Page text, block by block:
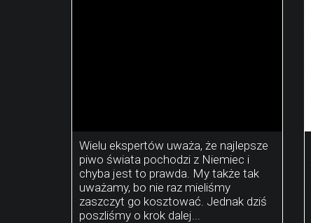
Wielu ekspertów uważa, że najlepsze
piwo świata pochodzi z Niemiec i
chyba jest to prawda. My także tak
uważamy, bo nie raz mieliśmy
zaszczyt go kosztować. Jednak dziś
poszliśmy o krok dalej...